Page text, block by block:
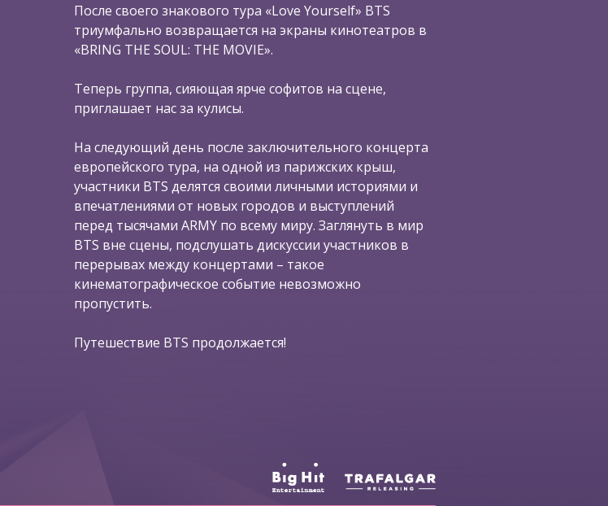
После своего знакового тура «Love Yourself» BTS
триумфально возвращается на экраны кинотеатров в
«BRING THE SOUL: THE MOVIE».
Теперь группа, сияющая ярче софитов на сцене,
приглашает нас за кулисы.
На следующий день после заключительного концерта
европейского тура, на одной из парижских крыш,
участники BTS делятся своими личными историями и
впечатлениями от новых городов и выступлений
перед тысячами ARMY по всему миру. Заглянуть в мир
BTS вне сцены, подслушать дискуссии участников в
перерывах между концертами – такое
кинематографическое событие невозможно
пропустить.
Путешествие BTS продолжается!